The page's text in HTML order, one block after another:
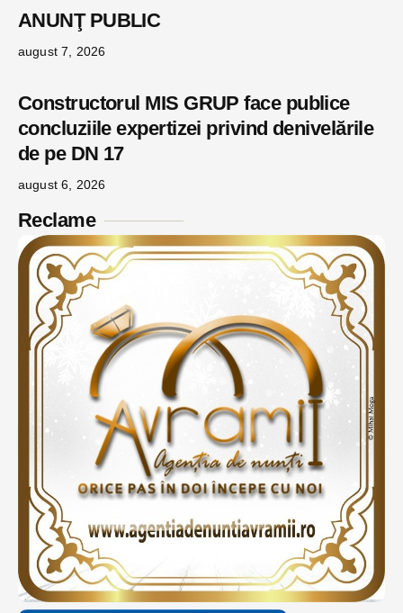
ANUNŢ PUBLIC
august 7, 2026
Constructorul MIS GRUP face publice
concluziile expertizei privind denivelările
de pe DN 17
august 6, 2026
Reclame